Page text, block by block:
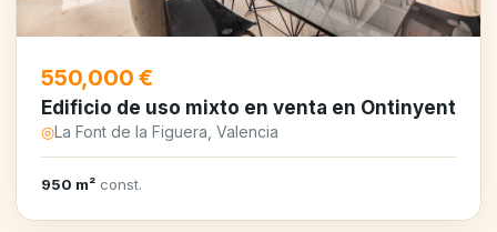
550,000 €
Edificio de uso mixto en venta en Ontinyent
◎La Font de la Figuera, Valencia
950 m² const.